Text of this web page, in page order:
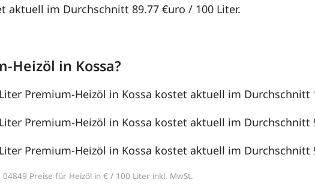
aktuell im Durchschnitt 89.77 €uro / 100 Liter.
Heizöl in Kossa?
Premium-Heizöl in Kossa kostet aktuell im Durchschnitt
Premium-Heizöl in Kossa kostet aktuell im Durchschnitt
Premium-Heizöl in Kossa kostet aktuell im Durchschnitt
04849 Preise für Heizöl in € / 100 Liter inkl. MwSt.